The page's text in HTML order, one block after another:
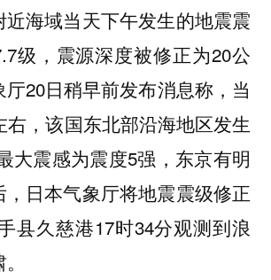
海域当天下午发生的地震震
级，震源深度被修正为20公
20日稍早前发布消息称，当
右，该国东北部沿海地区发生
大震感为震度5强，东京有明
，日本气象厅将地震震级修正
县久慈港17时34分观测到浪